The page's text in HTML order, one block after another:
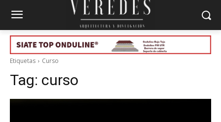
Etiquetas Curso
Tag: curso